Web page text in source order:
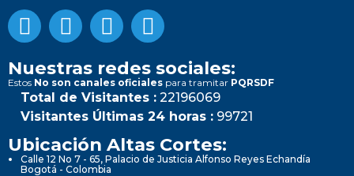
Nuestras redes sociales:
Estos No son canales oficiales para tramitar PQRSDF
Total de Visitantes : 22196069
Visitantes Últimas 24 horas : 99721
Ubicación Altas Cortes:
Calle 12 No 7 - 65, Palacio de Justicia Alfonso Reyes Echandía
Bogotá - Colombia